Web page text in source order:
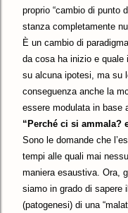
proprio “cambio di punto
stanza completamente
È un cambio di
da cosa ha inizio e
su alcuna ipotesi, ma su
conseguenza anche la
essere modulata in base
“Perché ci si ammala?
Sono le domande che
tempi alle quali mai
maniera esaustiva. Ora,
siamo in grado di sapere
(patogenesi) di una